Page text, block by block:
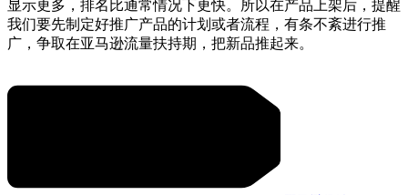
显示更多，排名比通常情况下更快。
所以在产品上架后，提醒
我们要先制定好推广产品的计划或者流程，有条不紊进行推
广，争取在亚马逊流量扶持期，把新品推起来。